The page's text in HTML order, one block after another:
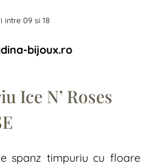
intre 09 si 18
bijoux.ro
Ice N’ Roses
spanz timpuriu cu floare